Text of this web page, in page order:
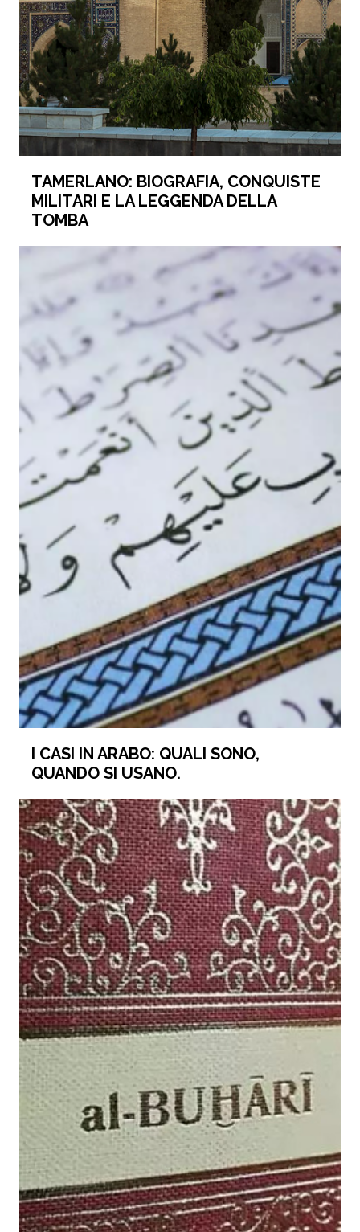
TAMERLANO: BIOGRAFIA, CONQUISTE
MILITARI E LA LEGGENDA DELLA
TOMBA
I CASI IN ARABO: QUALI SONO,
QUANDO SI USANO.